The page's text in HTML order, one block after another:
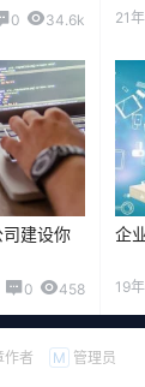
0 34.6k 21
建设你
0 458
企
19
作者 M 管理员